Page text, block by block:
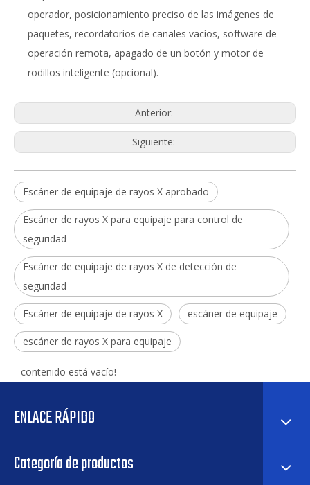
operador, posicionamiento preciso de las imágenes de
paquetes, recordatorios de canales vacíos, software de
operación remota, apagado de un botón y motor de
rodillos inteligente (opcional).
Anterior:
Siguiente:
Escáner de equipaje de rayos X aprobado
Escáner de rayos X para equipaje para control de
seguridad
Escáner de equipaje de rayos X de detección de
seguridad
Escáner de equipaje de rayos X escáner de equipaje
escáner de rayos X para equipaje
contenido está vacío!
ENLACE RÁPIDO
Categoría de productos